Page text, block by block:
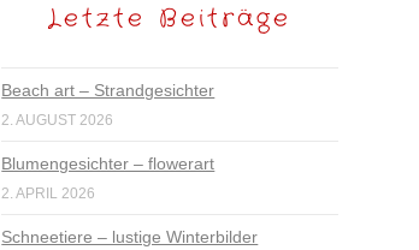
Letzte Beiträge
Beach art – Strandgesichter
2. AUGUST 2026
Blumengesichter – flowerart
2. APRIL 2026
Schneetiere – lustige Winterbilder